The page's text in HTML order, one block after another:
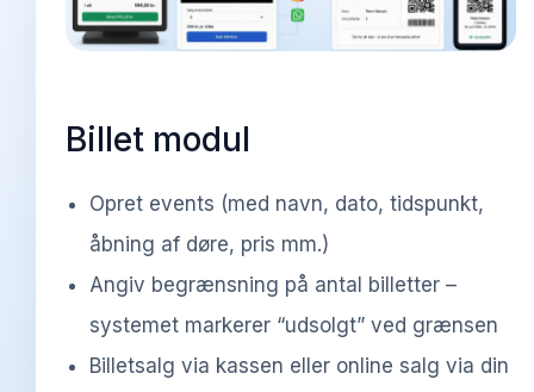
Billet modul
Opret events (med navn, dato, tidspunkt,
åbning af døre, pris mm.)
Angiv begrænsning på antal billetter –
systemet markerer “udsolgt” ved grænsen
Billetsalg via kassen eller online salg via din